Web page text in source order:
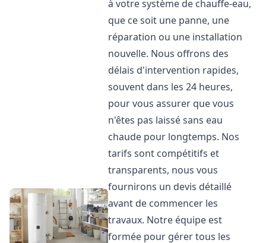
à votre système de chauffe-eau,
que ce soit une panne, une
réparation ou une installation
nouvelle. Nous offrons des
délais d'intervention rapides,
souvent dans les 24 heures,
pour vous assurer que vous
n'êtes pas laissé sans eau
chaude pour longtemps. Nos
tarifs sont compétitifs et
transparents, nous vous
fournirons un devis détaillé
avant de commencer les
travaux. Notre équipe est
formée pour gérer tous les